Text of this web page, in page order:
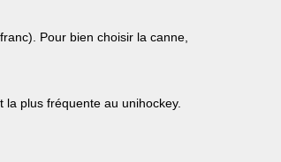
Pour bien choisir la canne,
plus fréquente au unihockey.